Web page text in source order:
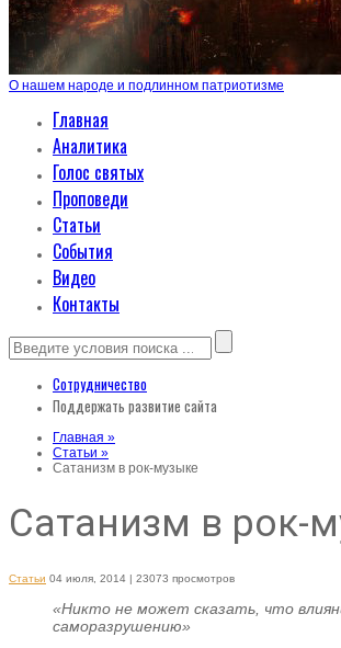
О нашем народе и подлинном патриотизме
Главная
Аналитика
Голос святых
Проповеди
Статьи
События
Видео
Контакты
Сотрудничество
Поддержать развитие сайта
Главная »
Статьи »
Сатанизм в рок-музыке
Сатанизм в рок-
Статьи 04 июля, 2014 | 23073 просмотров
«Никто не может сказать, что
саморазрушению»